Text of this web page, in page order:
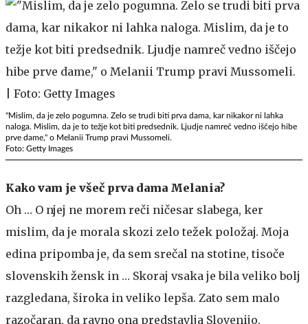
"Mislim, da je zelo pogumna. Zelo se trudi biti prva dama, kar nikakor ni lahka
naloga. Mislim, da je to težje kot biti predsednik. Ljudje namreč vedno iščejo hibe
prve dame," o Melanii Trump pravi Mussomeli.
Foto: Getty Images
Kako vam je všeč prva dama Melania?
Oh … O njej ne morem reči ničesar slabega, ker
mislim, da je morala skozi zelo težek položaj. Moja
edina pripomba je, da sem srečal na stotine, tisoče
slovenskih žensk in … Skoraj vsaka je bila veliko bolj
razgledana, široka in veliko lepša. Zato sem malo
razočaran, da ravno ona predstavlja Slovenijo.